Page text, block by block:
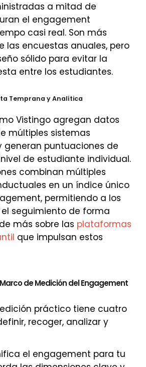
a mitad de
el engagement
casi real. Son más
las encuestas anuales, pero
sólido para evitar la
entre los estudiantes.
Temprana y Analítica
Vistingo agregan datos
múltiples sistemas
generan puntuaciones de
de estudiante individual.
combinan múltiples
en un índice único
permitiendo a los
seguimiento de forma
más sobre las plataformas
que impulsan estos
de Medición del Engagement
práctico tiene cuatro
recoger, analizar y
el engagement para tu